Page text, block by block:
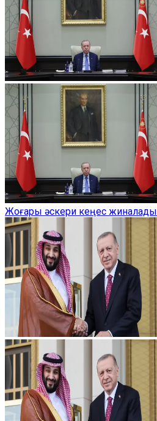
Жоғары әскери кеңес жиналады